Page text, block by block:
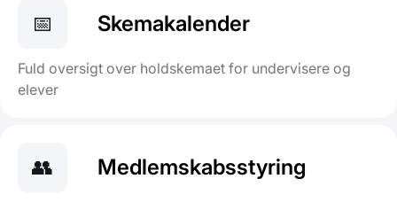
📅 Skemakalender
Fuld oversigt over holdskemaet for undervisere og
elever
👥 Medlemskabsstyring